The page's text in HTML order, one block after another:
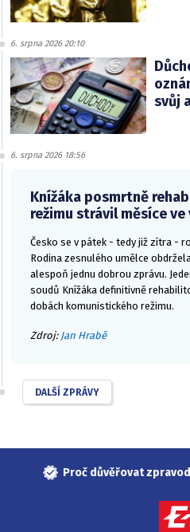
6. srpna 2026 20:10
svůj
6. srpna 2026 18:56
Knížáka posmrtně
režimu strávil měsíce ve
Česko se v pátek - tedy již zítra -
Rodina zesnulého umělce
alespoň jednu dobrou zprávu.
soudů Knížáka definitivně
dobách komunistického režimu.
Zdroj: Jan Hrabě
DALŠÍ ZPRÁVY
Proč důvěřovat